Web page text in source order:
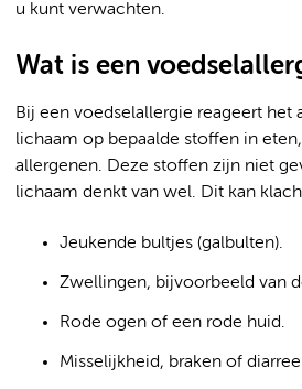
u kunt verwachten.
Wat is een
Bij een voedselallergie reageert het
lichaam op bepaalde stoffen in
allergenen. Deze stoffen zijn niet
lichaam denkt van wel. Dit kan
Jeukende bultjes (galbulten).
Zwellingen, bijvoorbeeld van
Rode ogen of een rode huid.
Misselijkheid, braken of